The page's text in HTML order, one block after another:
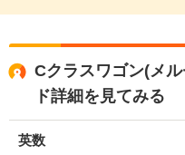
Cクラスワゴン(メ
ド詳細を見てみる
英数